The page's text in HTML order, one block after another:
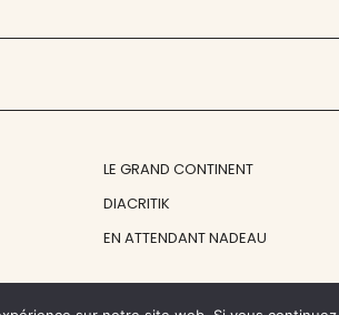
LE GRAND CONTINENT
DIACRITIK
EN ATTENDANT NADEAU